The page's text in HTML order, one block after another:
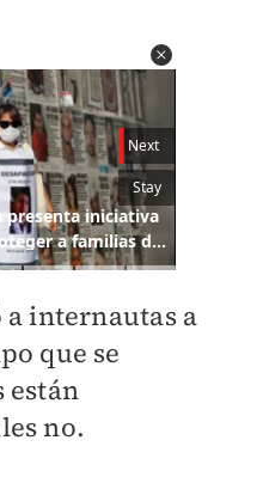
internautas a
que se
están
no.